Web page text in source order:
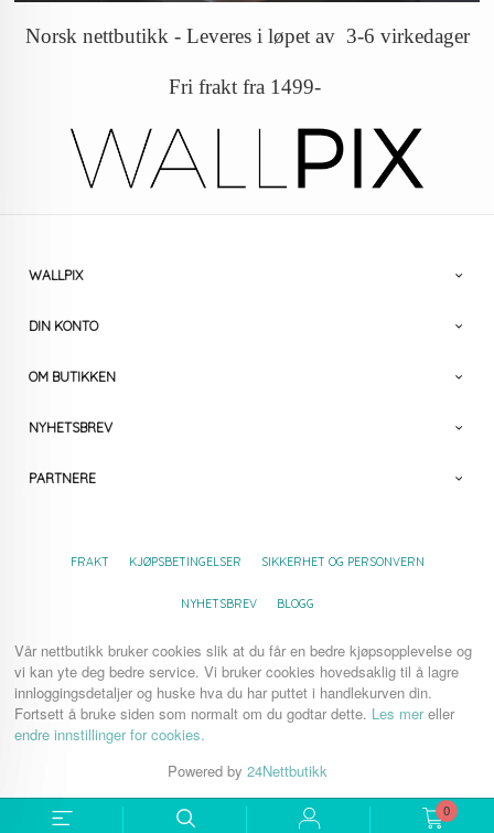
0
Norsk nettbutikk - Leveres i løpet av 3-6 virkedager
Fri frakt fra 1499-
WALLPIX
DIN KONTO
OM BUTIKKEN
NYHETSBREV
PARTNERE
FRAKT KJØPSBETINGELSER SIKKERHET OG PERSONVERN
NYHETSBREV BLOGG
Vår nettbutikk bruker cookies slik at du får en bedre kjøpsopplevelse og
vi kan yte deg bedre service. Vi bruker cookies hovedsaklig til å lagre
innloggingsdetaljer og huske hva du har puttet i handlekurven din.
Fortsett å bruke siden som normalt om du godtar dette. Les mereller
endre innstillinger for cookies.
Powered by 24Nettbutikk